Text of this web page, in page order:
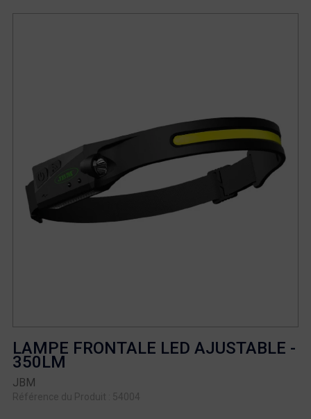
LAMPE FRONTALE LED AJUSTABLE -
350LM
JBM
Référence du Produit : 54004